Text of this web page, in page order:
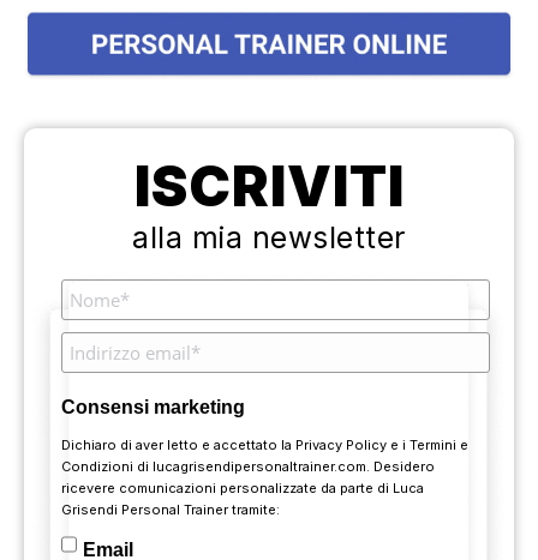
ISCRIVITI
alla mia newsletter
Consensi marketing
Dichiaro di aver letto e accettato la Privacy Policy e iTermini e
Condizioni di lucagrisendipersonaltrainer.com. Desidero
ricevere comunicazioni personalizzate da parte di Luca
Grisendi Personal Trainer tramite:
Email